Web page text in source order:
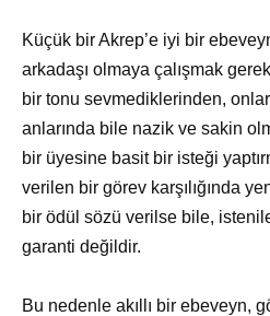
Küçük bir Akrep’e iyi bir
arkadaşı olmaya çalışmak
bir tonu sevmediklerinden,
anlarında bile nazik ve sakin
bir üyesine basit bir isteği
verilen bir görev karşılığında
bir ödül sözü verilse bile,
garanti değildir.
Bu nedenle akıllı bir ebeveyn,